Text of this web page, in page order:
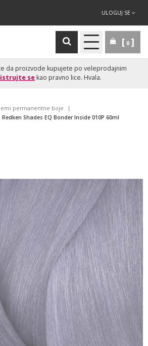
ULOGUJ SE
0
da proizvode kupujete po veleprodajnim
se kao pravno lice. Hvala.
permanentne boje
Redken Shades EQ Bonder Inside 010P 60ml